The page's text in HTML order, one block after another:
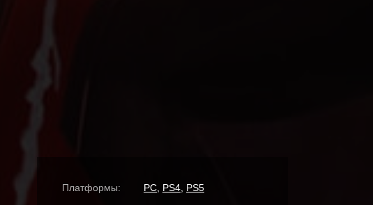
Платформы: PC PS4 PS5